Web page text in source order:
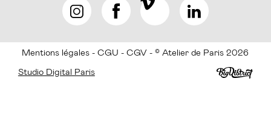
Studio Digital Paris
Mentions légales CGU CGV © Atelier de Paris 2026